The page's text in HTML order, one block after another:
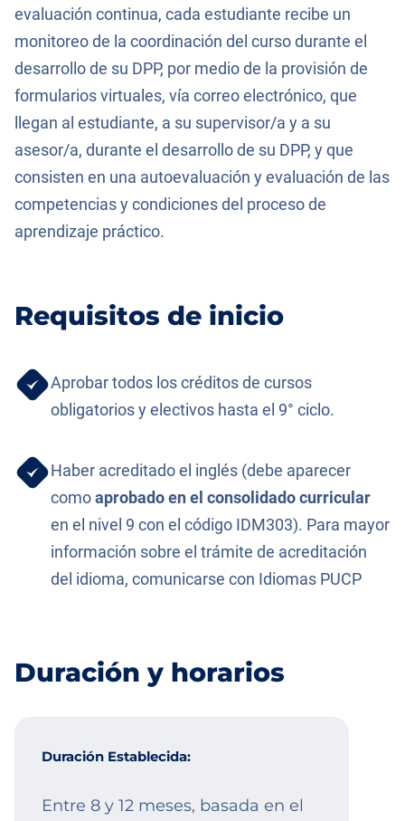
evaluación continua, cada estudiante recibe un
monitoreo de la coordinación del curso durante el
desarrollo de su DPP, por medio de la provisión de
formularios virtuales, vía correo electrónico, que
llegan al estudiante, a su supervisor/a y a su
asesor/a, durante el desarrollo de su DPP, y que
consisten en una autoevaluación y evaluación de las
competencias y condiciones del proceso de
aprendizaje práctico.
Requisitos de inicio
Aprobar todos los créditos de cursos
obligatorios y electivos hasta el 9° ciclo.
Haber acreditado el inglés (debe aparecer
comoaprobado en el consolidado curricular
en el nivel 9 con el código IDM303). Para mayor
información sobre el trámite de acreditación
del idioma, comunicarse con Idiomas PUCP
Duración y horarios
Duración Establecida:
Entre 8 y 12 meses, basada en el